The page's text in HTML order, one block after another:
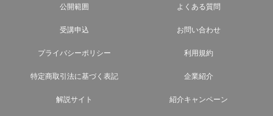
公開範囲 よくある質問
受講申込 お問い合わせ
プライバシーポリシー 利用規約
特定商取引法に基づく表記 企業紹介
解説サイト 紹介キャンペーン